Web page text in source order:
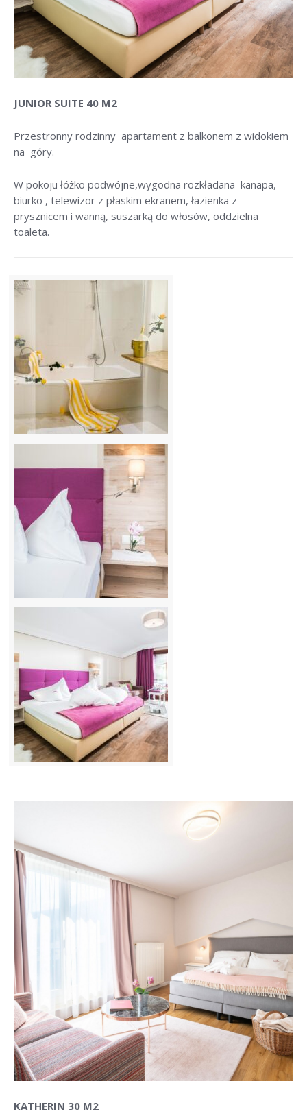
JUNIOR SUITE 40 M2
Przestronny rodzinny apartament z balkonem z widokiem
na góry.
W pokoju łóżko podwójne,wygodna rozkładana kanapa,
biurko , telewizor z płaskim ekranem, łazienka z
prysznicem i wanną, suszarką do włosów, oddzielna
toaleta.
KATHERIN 30 M2